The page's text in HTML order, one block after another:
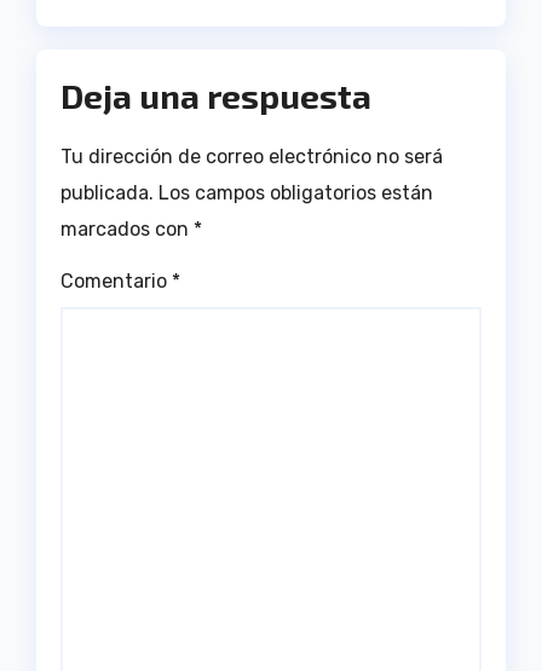
Deja una respuesta
Tu dirección de correo electrónico no será
publicada. Los campos obligatorios están
marcados con *
Comentario *